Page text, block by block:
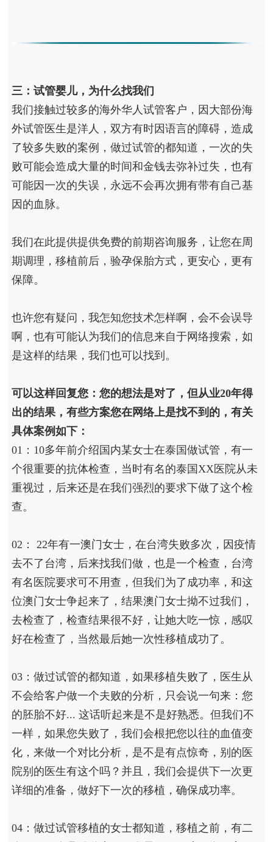
三：试管婴儿，为什么找我们
我们接触过较多的海外华人试管客户，因大部份海
外试管医生是洋人，双方有时因语言的障碍，造成
了较多失败的案例，做过试管的都知道，一次的失
败可能会造成大量的时间和金钱去弥补过失，也有
可能因一次的失误，永远不会再次拥有带有自己基
因的血脉。
我们在此提供提供免费的前期咨询服务，让您在周
期调理，移植前后，验孕保胎方式，更安心，更有
保障。
也许您有疑问，我怎知您技术怎样啊，会不会误导
啊，也有可能认为我们的信息来自于网络搜索，如
是这样的结果，我们也可以找到。
可以这样回复您：您的想法是对了，但从业20年得
出的结果，有些方案您在网络上是找不到的，有关
具体案例如下：
01：10多年前介绍国内某女士在泰国做试管，有一
个很重要的抗体检查，当时有名的泰国XX医院从未
重视过，后来还是在我们强烈的要求下做了这个检
查。
02： 22年有一澳门女士，在台湾失败多次，因疫情
去不了台湾，后来找我们做，也是一个检查，台湾
有名医院要求可不用查，但我们为了成功率，和这
位澳门女士争起来了，结果澳门女士拗不过我们，
去检查了，检查结果很不好，让她大吃一惊，感叹
好在检查了，当然最后她一次性移植成功了。
03：做过试管的都知道，如果移植失败了，医生从
不会给客户做一个夫败的分析，只会说一句来：您
的胚胎不好... 这话听起来是不是好熟悉。但我们不
一样，如果您失败了，我们会根把您以往的血值变
化，来做一个对比分析，是不是有点惊奇，别的医
院别的医生有这个吗？并且，我们会提供下一次更
详细的准备，做好下一次的移植，确保成功率。
04：做过试管移植的女士都知道，移植之前，有二